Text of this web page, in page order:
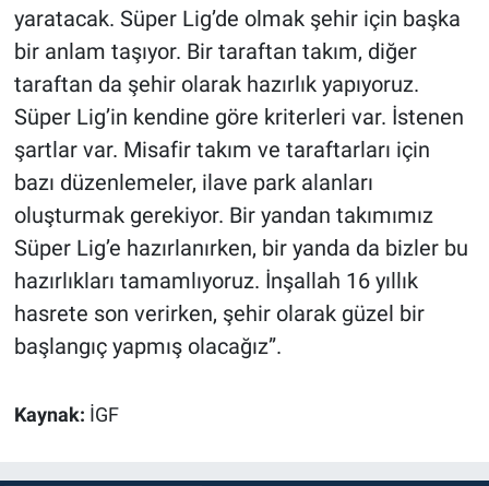
yaratacak. Süper Lig’de olmak şehir için başka
bir anlam taşıyor. Bir taraftan takım, diğer
taraftan da şehir olarak hazırlık yapıyoruz.
Süper Lig’in kendine göre kriterleri var. İstenen
şartlar var. Misafir takım ve taraftarları için
bazı düzenlemeler, ilave park alanları
oluşturmak gerekiyor. Bir yandan takımımız
Süper Lig’e hazırlanırken, bir yanda da bizler bu
hazırlıkları tamamlıyoruz. İnşallah 16 yıllık
hasrete son verirken, şehir olarak güzel bir
başlangıç yapmış olacağız”.
Kaynak: İGF